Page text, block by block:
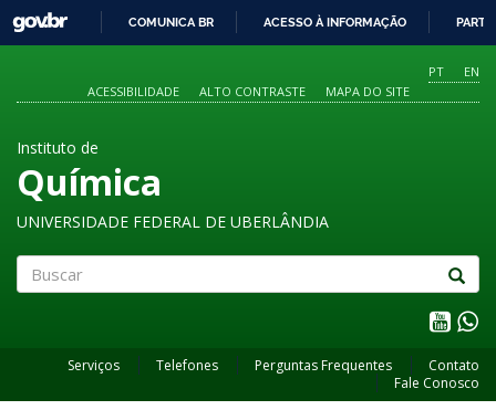
O
CONTEÚDO
GOVBR
COMUNICA BR ACESSO À INFORMAÇÃO
PT
EN
ACESSIBILIDADE
ALTO CONTRASTE MAPA DO SITE
Instituto de
Química
UNIVERSIDADE FEDERAL DE UBERLÂNDIA
Serviços Telefones Perguntas Frequentes
Contato
Fale Conosco